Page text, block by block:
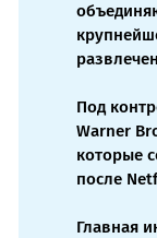
Под
Warner
которые
после
Главная